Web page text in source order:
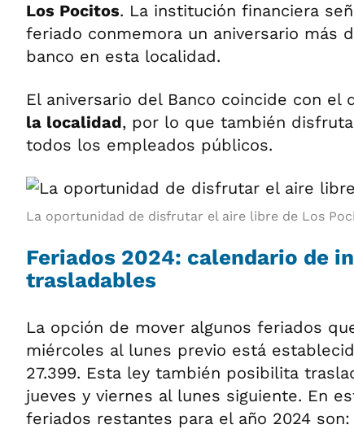
Los Pocitos. La institución financiera
feriado conmemora un aniversario más
banco en esta localidad.
El aniversario del Banco coincide con el
la localidad, por lo que también
todos los empleados públicos.
La oportunidad de disfrutar el aire libre de Los
Feriados 2024: calendario de
trasladables
La opción de mover algunos feriados
miércoles al lunes previo está
27.399. Esta ley también posibilita
jueves y viernes al lunes siguiente. En
feriados restantes para el año 2024 son: